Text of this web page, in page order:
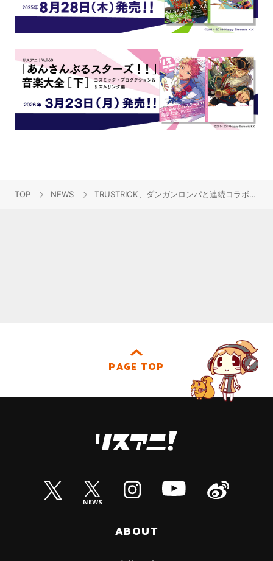
TOP NEWS TRUSTRICK、ダンガンロンパと連続コラボ決定！神田沙也加出演舞台「ダンガンロンパ THE STAGE 2016」テーマソングを公開！8月10日発売の4thE.P.「Recall THE END」の内容も解禁に！
PAGE TOP
ABOUT